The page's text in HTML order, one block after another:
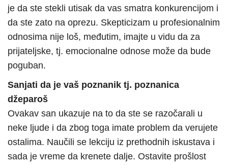
je da ste stekli utisak da vas smatra konkurencijom i
da ste zato na oprezu. Skepticizam u profesionalnim
odnosima nije loš, međutim, imajte u vidu da za
prijateljske, tj. emocionalne odnose može da bude
poguban.
Sanjati da je vaš poznanik tj. poznanica
džeparoš
Ovakav san ukazuje na to da ste se razočarali u
neke ljude i da zbog toga imate problem da verujete
ostalima. Naučili se lekciju iz prethodnih iskustava i
sada je vreme da krenete dalje. Ostavite prošlost